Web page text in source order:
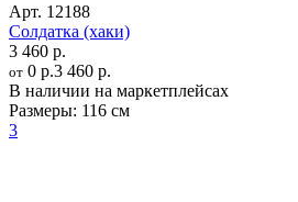
Арт. 12188
Солдатка (хаки)
3 460 р.
от 0 р.3 460 р.
В наличии на маркетплейсах
Размеры: 116 см
3